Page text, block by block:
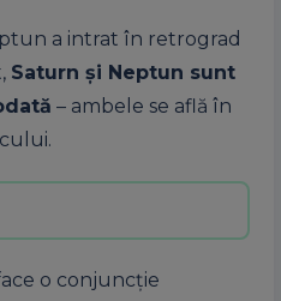
a intrat în retrograd
Saturn și Neptun sunt
– ambele se află în
o conjuncție